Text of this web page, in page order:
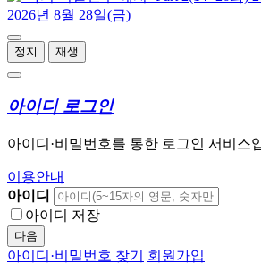
정지 재생
아이디 로그인
아이디·비밀번호를 통한 로그인 서비스
이용안내
아이디
아이디 저장
다음
아이디·비밀번호 찾기 회원가입